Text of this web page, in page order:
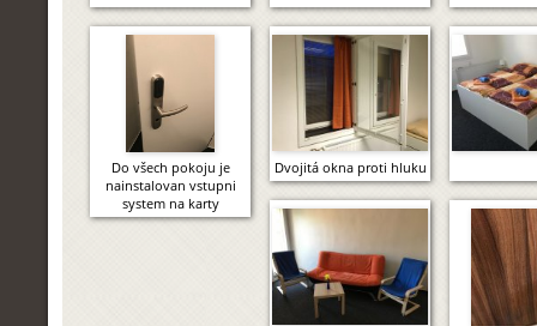
Do všech pokoju je
nainstalovan vstupni
system na karty
Dvojitá okna proti hluku